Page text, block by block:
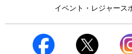
イベント・レジャース